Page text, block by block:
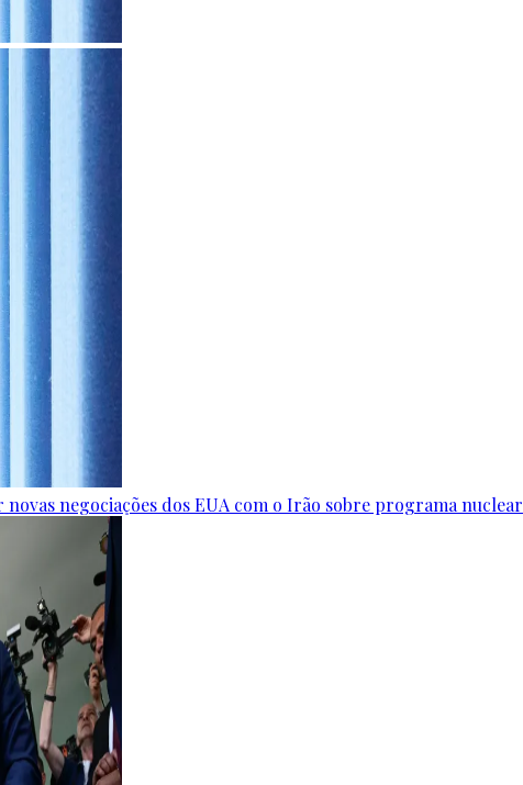
novas negociações dos EUA com o Irão sobre programa nuclear